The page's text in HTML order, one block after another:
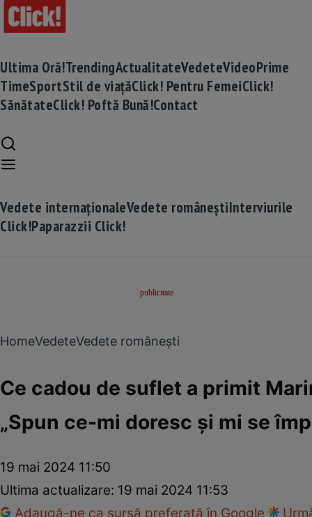
Ultima Oră!TrendingActualitateVedeteVideoPrime
TimeSportStil de viațăClick! Pentru FemeiClick!
SănătateClick! Poftă Bună!Contact
Vedete internaționaleVedete româneștiInterviurile
Click!Paparazzii Click!
HomeVedeteVedete românești
Ce cadou de suflet a primit
„Spun ce-mi doresc și mi se
19 mai 2024 11:50
Ultima actualizare: 19 mai 2024 11:53
Adaugă-ne ca sursă preferată în Google